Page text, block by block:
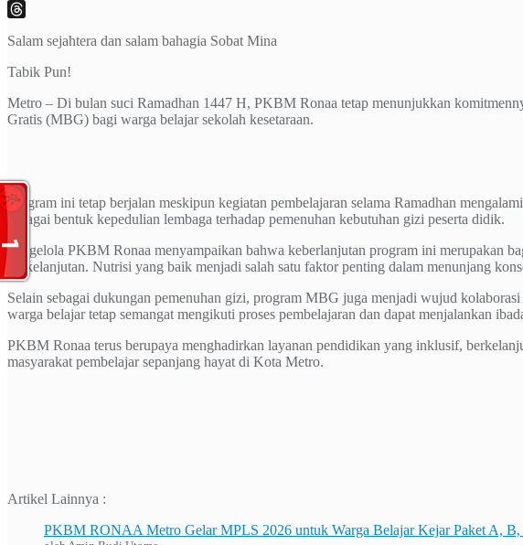
X
Salam sejahtera dan salam bahagia Sobat Mina
Tabik Pun!
Metro – Di bulan suci Ramadhan 1447 H, PKBM Ronaa tetap menunjukkan
Gratis (MBG) bagi warga belajar sekolah kesetaraan.
Program ini tetap berjalan meskipun kegiatan pembelajaran selama Ramadhan
sebagai bentuk kepedulian lembaga terhadap pemenuhan kebutuhan gizi peserta didik.
Pengelola PKBM Ronaa menyampaikan bahwa keberlanjutan program ini merupakan
berkelanjutan. Nutrisi yang baik menjadi salah satu faktor penting dalam menunjang
Selain sebagai dukungan pemenuhan gizi, program MBG juga menjadi wujud
warga belajar tetap semangat mengikuti proses pembelajaran dan dapat menjalankan
PKBM Ronaa terus berupaya menghadirkan layanan pendidikan yang inklusif,
masyarakat pembelajar sepanjang hayat di Kota Metro.
Artikel Lainnya :
PKBM RONAA Metro Gelar MPLS 2026 untuk Warga Belajar Kejar Paket A, B,